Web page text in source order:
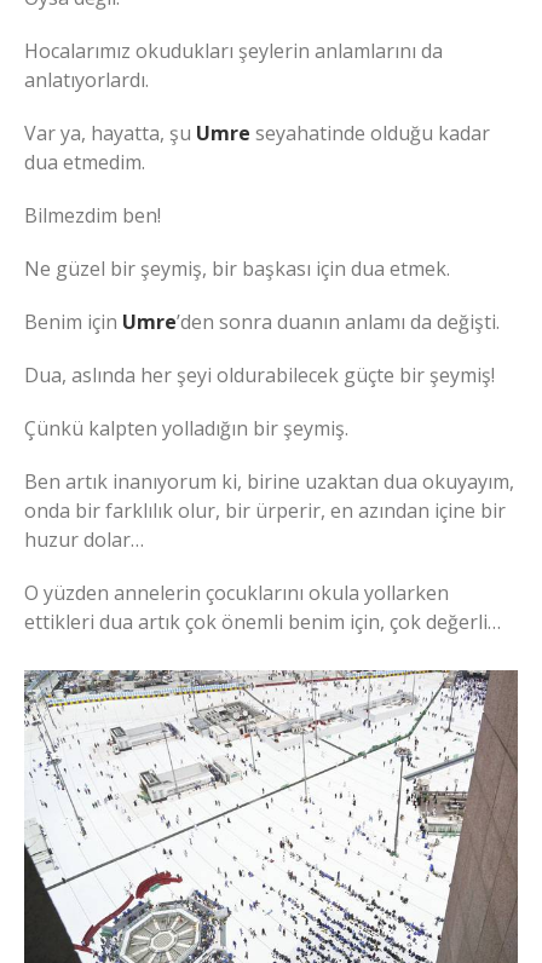
Hocalarımız okudukları şeylerin anlamlarını da
anlatıyorlardı.
Var ya, hayatta, şu Umre seyahatinde olduğu kadar
dua etmedim.
Bilmezdim ben!
Ne güzel bir şeymiş, bir başkası için dua etmek.
Benim için Umre’den sonra duanın anlamı da değişti.
Dua, aslında her şeyi oldurabilecek güçte bir şeymiş!
Çünkü kalpten yolladığın bir şeymiş.
Ben artık inanıyorum ki, birine uzaktan dua okuyayım,
onda bir farklılık olur, bir ürperir, en azından içine bir
huzur dolar…
O yüzden annelerin çocuklarını okula yollarken
ettikleri dua artık çok önemli benim için, çok değerli…